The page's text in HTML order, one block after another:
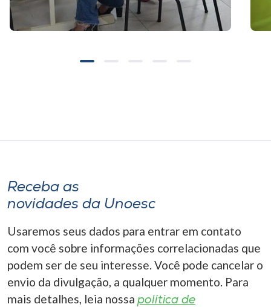
Receba as
novidades da Unoesc
Usaremos seus dados para entrar em contato
com você sobre informações correlacionadas que
podem ser de seu interesse. Você pode cancelar o
envio da divulgação, a qualquer momento. Para
mais detalhes, leia nossa política de